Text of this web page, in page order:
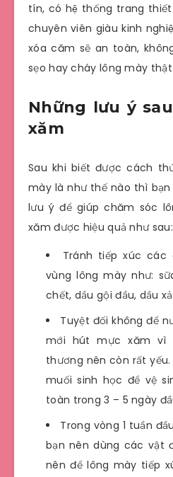
tín, có hệ thống trang
chuyên viên giàu kinh
xóa căm sẽ an toàn,
sẹo hay cháy lông mày thật.
Những lưu ý
xăm
Sau khi biết được cách
mày là như thế nào thì
lưu ý để giúp chăm sóc
xăm được hiệu quả như sau:
Tránh tiếp xúc
vùng lông mày như:
chết, dầu gội đầu, dầu
Tuyệt đối không để
mới hút mực xăm vì
thương nên còn rất
muối sinh học để vệ
toàn trong 3 – 5 ngày
Trong vòng 1 tuần
bạn nên dùng các vật
nên để lông mày tiếp